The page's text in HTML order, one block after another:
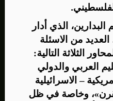
الذي أدار
العديد من الاسئلة
الثلاثة التالية:
العربي والدولي
– الاسرائيلية
وخاصة في ظل